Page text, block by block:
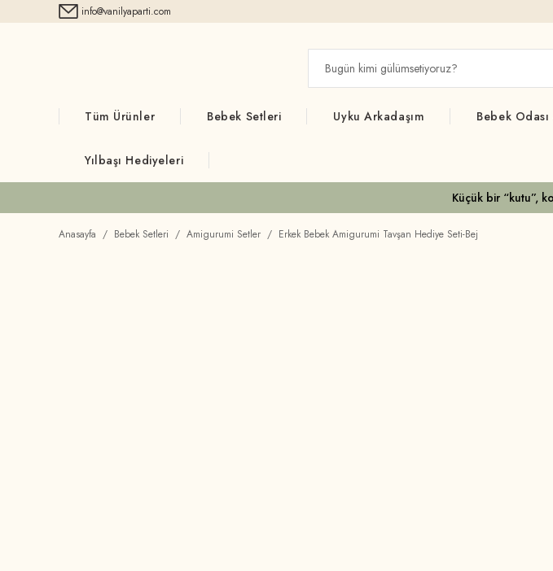
info@vanilyaparti.com
Tüm Ürünler Bebek Setleri Uyku Arkadaşım Bebek
Yılbaşı Hediyeleri
Küçük bir “kutu”,
Anasayfa Bebek Setleri Amigurumi Setler Erkek Bebek Amigurumi Tavşan Hediye Seti-Bej